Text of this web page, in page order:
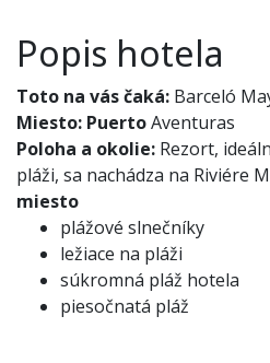
Popis hotela
Toto na vás čaká: Barceló
Miesto: PuertoAventuras
Poloha a okolie: Rezort,
pláži, sa nachádza na Riviére
miesto
plážové slnečníky
ležiace na pláži
súkromná pláž hotela
piesočnatá pláž